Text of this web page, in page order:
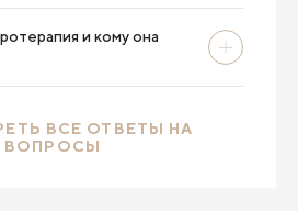
и кому она
ВСЕ ОТВЕТЫ НА
ВОПРОСЫ